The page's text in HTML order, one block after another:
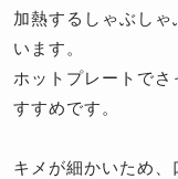
加熱するしゃぶし
います。
ホットプレートで
すすめです。
キメが細かいため、